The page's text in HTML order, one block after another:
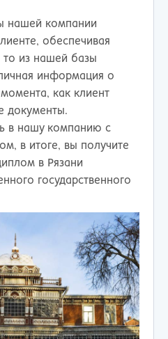
нашей компании
обеспечивая
то из нашей базы
информация о
как клиент
документы.
в нашу компанию с
в итоге, вы получите
в Рязани
государственного